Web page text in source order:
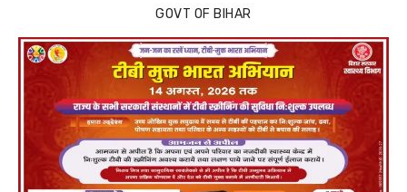
GOVT OF BIHAR